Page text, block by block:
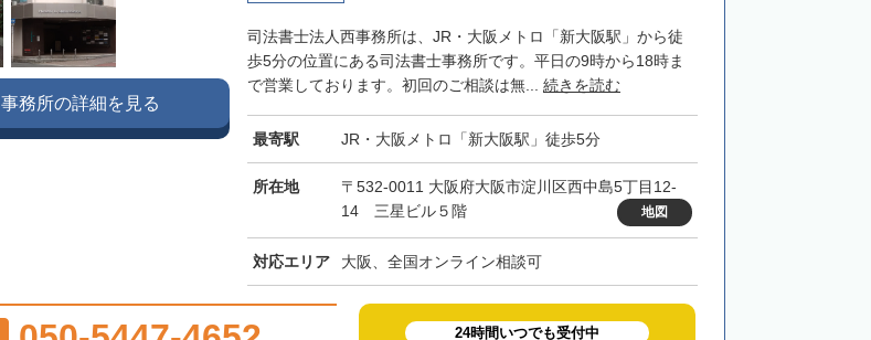
司法書士法人西事務所は、JR・大阪メトロ「新大阪駅」から徒
歩5分の位置にある司法書士事務所です。平日の9時から18時ま
で営業しております。初回のご相談は無... 続きを読む
最寄駅 JR・大阪メトロ「新大阪駅」徒歩5分
所在地
〒532-0011 大阪府大阪市淀川区西中島5丁目12-
14 三星ビル５階
地図
対応エリア 大阪、全国オンライン相談可
事務所の詳細を見る
24時間いつでも受付中